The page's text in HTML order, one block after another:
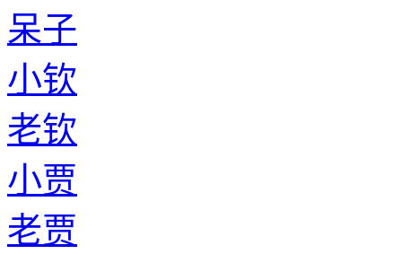
呆子
小钦
老钦
小贾
老贾